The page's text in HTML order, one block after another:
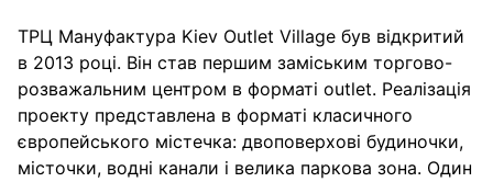
ТРЦ Мануфактура Kiev Outlet Village був відкритий
в 2013 році. Він став першим заміським торгово-
розважальним центром в форматі outlet. Реалізація
проекту представлена ​​в форматі класичного
європейського містечка: двоповерхові будиночки,
місточки, водні канали і велика паркова зона. Один